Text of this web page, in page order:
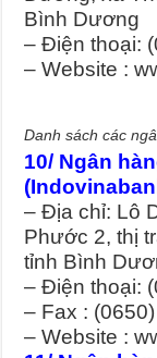
Bình Dương
– Điện thoại:
– Website :
Danh sách các
10/ Ngân
– Địa chỉ: Lô
Phước 2, thị
tỉnh Bình
– Điện thoại:
– Fax :
– Website :